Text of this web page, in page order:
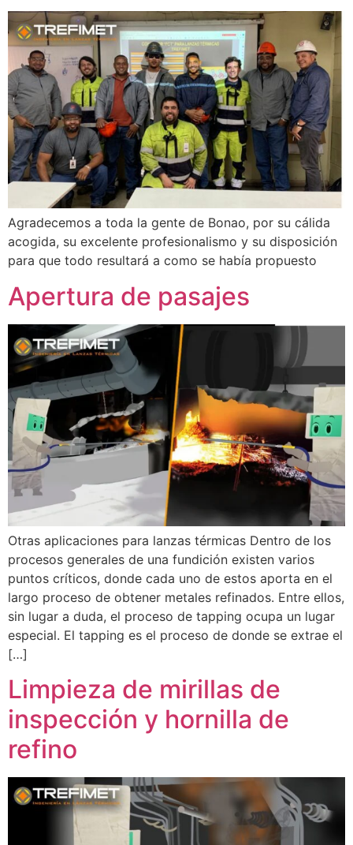
Agradecemos a toda la gente de Bonao, por su cálida
acogida, su excelente profesionalismo y su disposición
para que todo resultará a como se había propuesto
Apertura de pasajes
Otras aplicaciones para lanzas térmicas Dentro de los
procesos generales de una fundición existen varios
puntos críticos, donde cada uno de estos aporta en el
largo proceso de obtener metales refinados. Entre ellos,
sin lugar a duda, el proceso de tapping ocupa un lugar
especial. El tapping es el proceso de donde se extrae el
[…]
Limpieza de mirillas de
inspección y hornilla de
refino